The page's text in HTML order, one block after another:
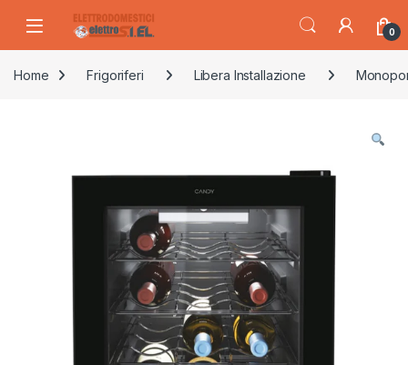
0
Home Frigoriferi Libera Installazione